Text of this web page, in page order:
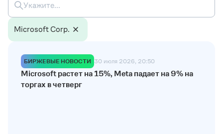
Microsoft Corp.
БИРЖЕВЫЕ НОВОСТИ 30 июля 2026, 20:50
Microsoft растет на 15%, Meta падает на 9% на
торгах в четверг